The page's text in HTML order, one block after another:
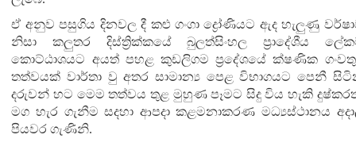
ඒ අනුව පසුගිය දිනවල දී කළුගංගා ද්‍රෝණියට ඇද හැලුණු
නිසා කලුතර දිස්ත්‍රික්කයේ බුලත්සිංහල ප්‍රාදේශීය
කොට්ඨාශයට අයත් පහළ කුඩලිගම ප්‍රදේශයේක්ෂණික
තත්වයක් වාර්තා වු අතර සාමාන්‍ය පෙළ විභාගයට පෙනී
දරුවන් හට මෙම තත්වය තුළ මුහුණ පෑමට සිදු විය හැකි
මග හැර ගැනීම සදහා ආපදා කළමනාකරණ මධ්‍යස්ථානය
පියවර ගැණිනි.